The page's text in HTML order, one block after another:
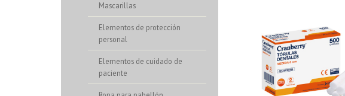
Mascarillas
Elementos de protección
personal
Elementos de cuidado de
paciente